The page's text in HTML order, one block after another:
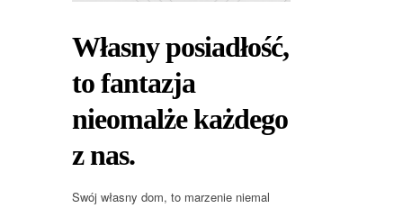
Własny posiadłość,
to fantazja
nieomalże każdego
z nas.
Swój własny dom, to marzenie niemal